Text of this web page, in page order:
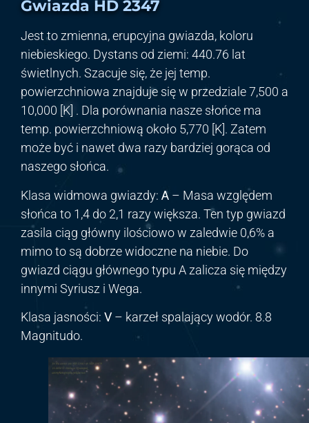
Gwiazda HD 2347
Jest to zmienna, erupcyjna gwiazda, koloru
niebieskiego. Dystans od ziemi: 440.76 lat
świetlnych. Szacuje się, że jej temp.
powierzchniowa znajduje się w przedziale 7,500 a
10,000 [K] . Dla porównania nasze słońce ma
temp. powierzchniową około 5,770 [K]. Zatem
może być i nawet dwa razy bardziej gorąca od
naszego słońca.
Klasa widmowa gwiazdy: A – Masa względem
słońca to 1,4 do 2,1 razy większa. Ten typ gwiazd
zasila ciąg główny ilościowo w zaledwie 0,6% a
mimo to są dobrze widoczne na niebie. Do
gwiazd ciągu głównego typu A zalicza się między
innymi Syriusz i Wega.
Klasa jasności: V – karzeł spalający wodór. 8.8
Magnitudo.